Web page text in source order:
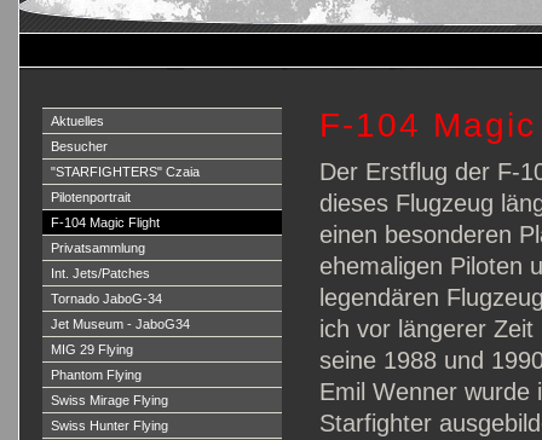
Aktuelles
Besucher
"STARFIGHTERS" Czaia
Pilotenportrait
F-104 Magic Flight
Privatsammlung
Int. Jets/Patches
Tornado JaboG-34
Jet Museum - JaboG34
MIG 29 Flying
Phantom Flying
Swiss Mirage Flying
Swiss Hunter Flying
F-104
Der Erstflug der F-
dieses Flugzeug
einen besonderen
ehemaligen Piloten
legendären
ich vor längerer
seine 1988 und
Emil Wenner wurde
Starfighter